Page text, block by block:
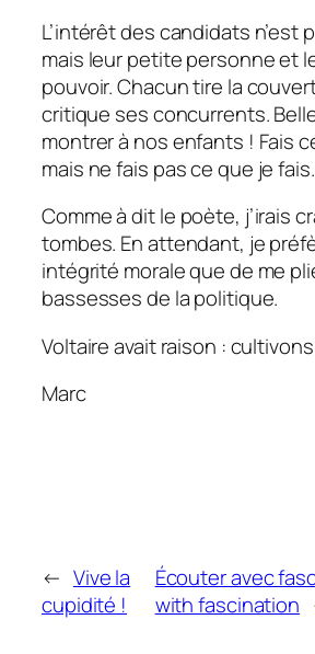
L’intérêt des candidats n’est
mais leur petite personne et
pouvoir. Chacun tire la
critique ses concurrents.
montrer à nos enfants ! Fais
mais ne fais pas ce que je fais.
Comme à dit le poète, j’irais
tombes. En attendant, je
intégrité morale que de me
bassesses de la politique.
Voltaire avait raison :
Marc
← Vive la
cupidité !
Écouter avec
with fascination